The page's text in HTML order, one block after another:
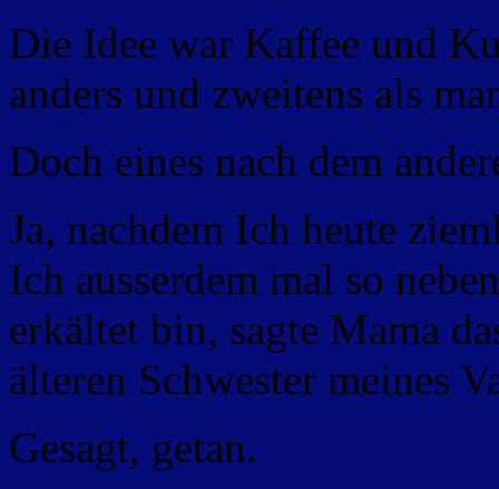
Die Idee war Kaffee und
anders und zweitens als
Doch eines nach dem
Ja, nachdem Ich heute
Ich ausserdem mal so
erkältet bin, sagte Mama
älteren Schwester meines
Gesagt, getan.